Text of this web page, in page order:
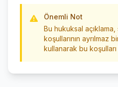
Önemli Not
Bu hukuksal açıklama,
koşullarının ayrılmaz
kullanarak bu koşulları